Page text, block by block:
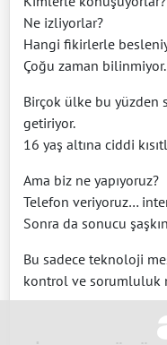
Ne izliyorlar?
Hangi fikirlerle
Çoğu zaman bilinmiyor.
Birçok ülke bu yüzden
getiriyor.
16 yaş altına ciddi
Ama biz ne yapıyoruz?
Telefon veriyoruz…
Sonra da sonucu
Bu sadece teknoloji
kontrol ve sorumluluk